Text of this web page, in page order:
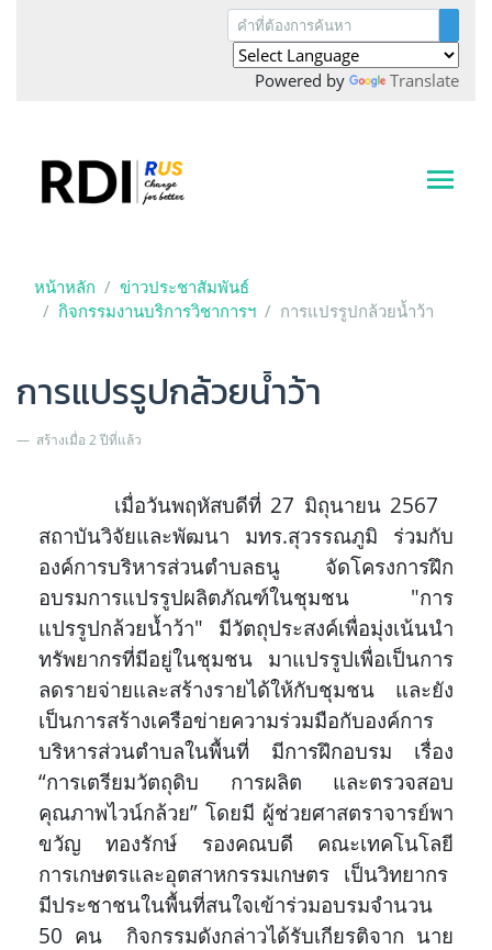
Powered by Translate
หน้าหลัก
ข่าวประชาสัมพันธ์
กิจกรรมงานบริการวิชาการฯ
การแปรรูปกล้วยน้ำว้า
การแปรรูปกล้วยน้ำว้า
สร้างเมื่อ 2 ปีที่แล้ว
เมื่อวันพฤหัสบดีที่ 27 มิถุนายน 2567
สถาบันวิจัยและพัฒนา มทร.สุวรรณภูมิ ร่วมกับ
องค์การบริหารส่วนตำบลธนู จัดโครงการฝึก
อบรมการแปรรูปผลิตภัณฑ์ในชุมชน "การ
แปรรูปกล้วยน้ำว้า" มีวัตถุประสงค์เพื่อมุ่งเน้นนำ
ทรัพยากรที่มีอยู่ในชุมชน มาแปรรูปเพื่อเป็นการ
ลดรายจ่ายและสร้างรายได้ให้กับชุมชน และยัง
เป็นการสร้างเครือข่ายความร่วมมือกับองค์การ
บริหารส่วนตำบลในพื้นที่ มีการฝึกอบรม เรื่อง
“การเตรียมวัตถุดิบ การผลิต และตรวจสอบ
คุณภาพไวน์กล้วย” โดยมี ผู้ช่วยศาสตราจารย์พา
ขวัญ ทองรักษ์ รองคณบดี คณะเทคโนโลยี
การเกษตรและอุตสาหกรรมเกษตร เป็นวิทยากร
มีประชาชนในพื้นที่สนใจเข้าร่วมอบรมจำนวน
50 คน กิจกรรมดังกล่าวได้รับเกียรติจาก นาย